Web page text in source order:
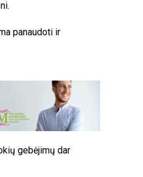
panaudoti ir
gebėjimų dar